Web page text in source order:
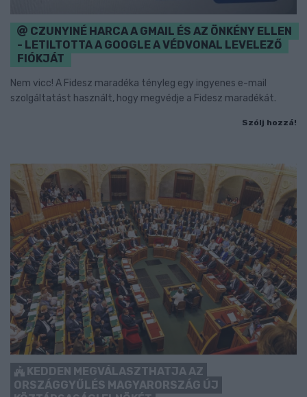
CZUNYINÉ HARCA A GMAIL ÉS AZ ÖNKÉNY ELLEN
- LETILTOTTA A GOOGLE A VÉDVONAL LEVELEZŐ
FIÓKJÁT
Nem vicc! A Fidesz maradéka tényleg egy ingyenes e-mail
szolgáltatást használt, hogy megvédje a Fidesz maradékát.
Szólj hozzá!
KEDDEN MEGVÁLASZTHATJA AZ
ORSZÁGGYŰLÉS MAGYARORSZÁG ÚJ